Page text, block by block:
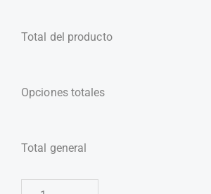
Total del producto
Opciones totales
Total general